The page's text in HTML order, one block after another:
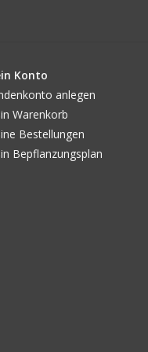
Konto
anlegen
Warenkorb
Bestellungen
Bepflanzungsplan